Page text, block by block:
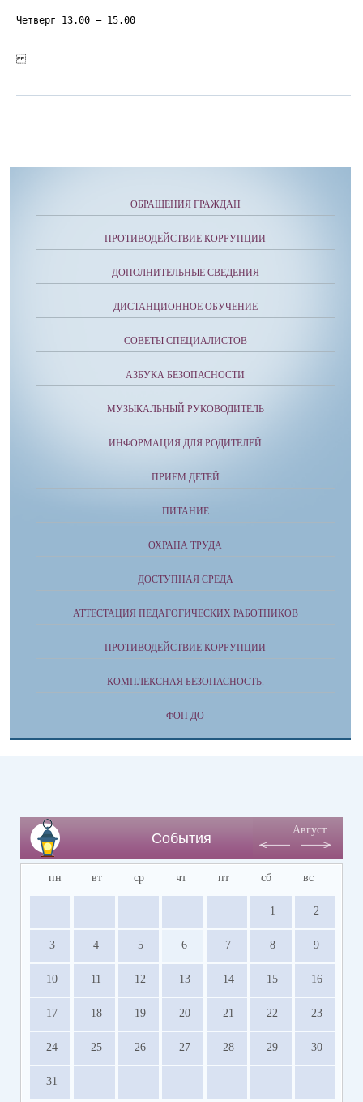
Четверг 13.00 – 15.00
ОБРАЩЕНИЯ ГРАЖДАН
ПРОТИВОДЕЙСТВИЕ КОРРУПЦИИ
ДОПОЛНИТЕЛЬНЫЕ СВЕДЕНИЯ
ДИСТАНЦИОННОЕ ОБУЧЕНИЕ
СОВЕТЫ СПЕЦИАЛИСТОВ
АЗБУКА БЕЗОПАСНОСТИ
МУЗЫКАЛЬНЫЙ РУКОВОДИТЕЛЬ
ИНФОРМАЦИЯ ДЛЯ РОДИТЕЛЕЙ
ПРИЕМ ДЕТЕЙ
ПИТАНИЕ
ОХРАНА ТРУДА
ДОСТУПНАЯ СРЕДА
АТТЕСТАЦИЯ ПЕДАГОГИЧЕСКИХ РАБОТНИКОВ
ПРОТИВОДЕЙСТВИЕ КОРРУПЦИИ
КОМПЛЕКСНАЯ БЕЗОПАСНОСТЬ.
ФОП ДО
События
Август
пн вт ср чт пт сб вс
1 2
3 4 5 6 7 8 9
10 11 12 13 14 15 16
17 18 19 20 21 22 23
24 25 26 27 28 29 30
31